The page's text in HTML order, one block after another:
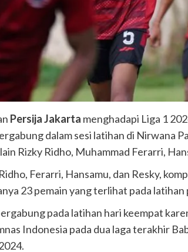
Persija Jakarta menghadapi Liga 1
dalam sesi latihan di Nirwana
Rizky Ridho, Muhammad Ferarri,
Ferarri, Hansamu, dan Resky,
23 pemain yang terlihat pada
pada latihan hari keempat
Indonesia pada dua laga terakhir